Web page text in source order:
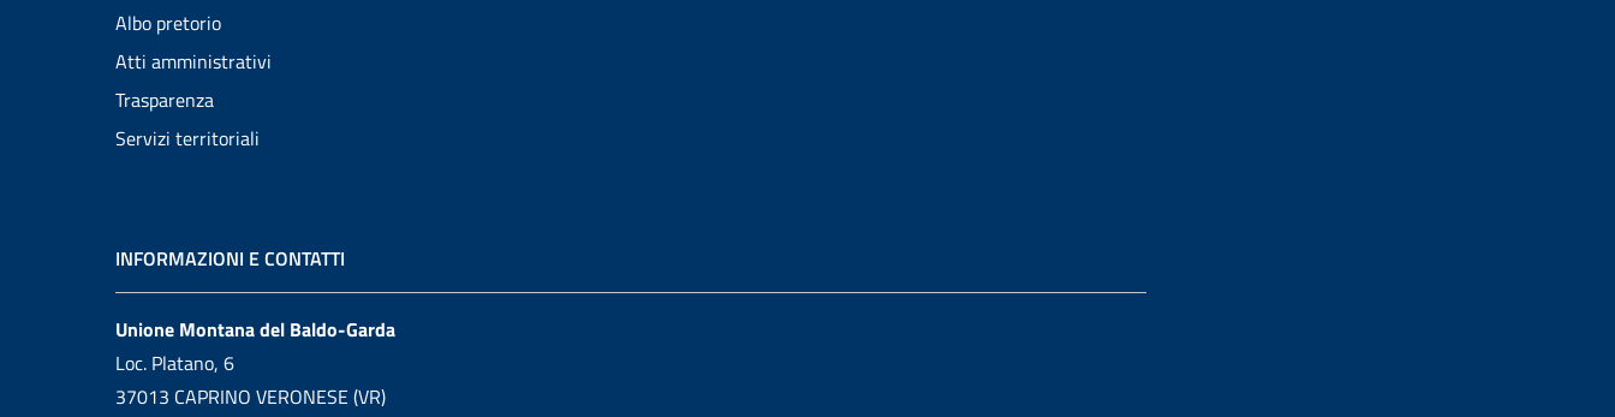
Albo pretorio
Atti amministrativi
Trasparenza
Servizi territoriali
INFORMAZIONI E CONTATTI
Unione Montana del Baldo-Garda
Loc. Platano, 6
37013 CAPRINO VERONESE (VR)